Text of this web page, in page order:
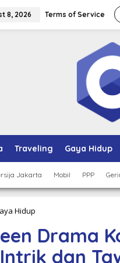
8, 2026 Terms of Service
Traveling Gaya Hidup
Jakarta Mobil PPP
Hidup
Drama
Korea
Komedi
Drama
dan